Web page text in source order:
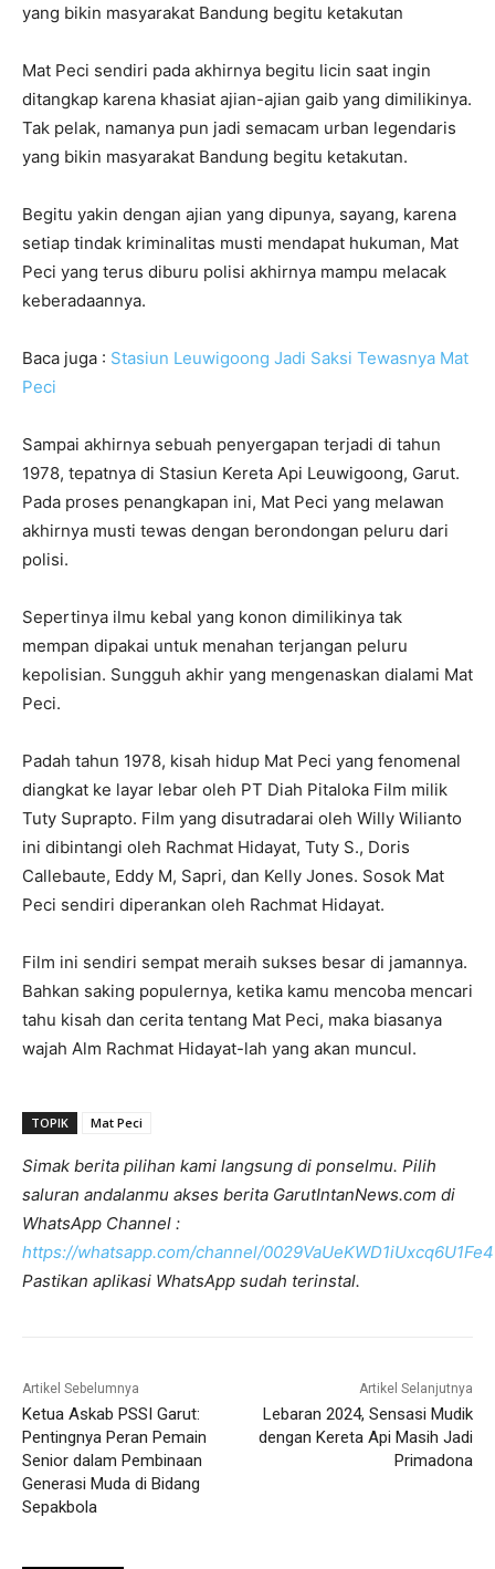
yang bikin masyarakat Bandung begitu ketakutan
Mat Peci sendiri pada akhirnya begitu licin saat ingin
ditangkap karena khasiat ajian-ajian gaib yang dimilikinya.
Tak pelak, namanya pun jadi semacam urban legendaris
yang bikin masyarakat Bandung begitu ketakutan.
Begitu yakin dengan ajian yang dipunya, sayang, karena
setiap tindak kriminalitas musti mendapat hukuman, Mat
Peci yang terus diburu polisi akhirnya mampu melacak
keberadaannya.
Baca juga : Stasiun Leuwigoong Jadi Saksi Tewasnya Mat
Peci
Sampai akhirnya sebuah penyergapan terjadi di tahun
1978, tepatnya di Stasiun Kereta Api Leuwigoong, Garut.
Pada proses penangkapan ini, Mat Peci yang melawan
akhirnya musti tewas dengan berondongan peluru dari
polisi.
Sepertinya ilmu kebal yang konon dimilikinya tak
mempan dipakai untuk menahan terjangan peluru
kepolisian. Sungguh akhir yang mengenaskan dialami Mat
Peci.
Padah tahun 1978, kisah hidup Mat Peci yang fenomenal
diangkat ke layar lebar oleh PT Diah Pitaloka Film milik
Tuty Suprapto. Film yang disutradarai oleh Willy Wilianto
ini dibintangi oleh Rachmat Hidayat, Tuty S., Doris
Callebaute, Eddy M, Sapri, dan Kelly Jones. Sosok Mat
Peci sendiri diperankan oleh Rachmat Hidayat.
Film ini sendiri sempat meraih sukses besar di jamannya.
Bahkan saking populernya, ketika kamu mencoba mencari
tahu kisah dan cerita tentang Mat Peci, maka biasanya
wajah Alm Rachmat Hidayat-lah yang akan muncul.
TOPIK Mat Peci
Simak berita pilihan kami langsung di ponselmu. Pilih
saluran andalanmu akses berita GarutIntanNews.com di
WhatsApp Channel :
https://whatsapp.com/channel/
Pastikan aplikasi WhatsApp sudah terinstal.
Artikel Sebelumnya
Ketua Askab PSSI Garut:
Pentingnya Peran Pemain
Senior dalam Pembinaan
Generasi Muda di Bidang
Sepakbola
Artikel Selanjutnya
Lebaran 2024, Sensasi Mudik
dengan Kereta Api Masih Jadi
Primadona